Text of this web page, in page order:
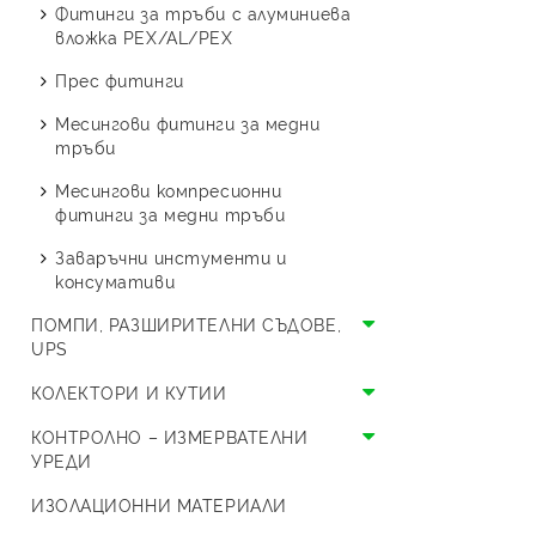
Термопомпи Crystal OPAL
Термопомпи Crystal ONYX
Термопомпи Thermolux
Единичен сплит LG
Моноблок LG
Термопомпи HYUNDAI
Единичен сплит HYUNDAI
Термопомпи Bosch
изолациярезба
резба
Холендрови кранове
Спирателни и шибърни
Смукатели
Поцинковани фитинги
Месингова водопроводна
арматура
Смесители
Фитинги за тръби с алуминиева
вложка PEX/AL/PEX
Прес фитинги
Месингови фитинги за медни
тръби
Месингови компресионни
фитинги за медни тръби
Заваръчни инстументи и
консумативи
ПОМПИ, РАЗШИРИТЕЛНИ СЪДОВЕ,
UPS
Циркулационни помпи и UPS
Разширителни съдове
отворена система
КОЛЕКТОРИ И КУТИИ
Колектори
Кутии
КОНТРОЛНО – ИЗМЕРВАТЕЛНИ
УРЕДИ
Предпазни уреди
ИЗОЛАЦИОННИ МАТЕРИАЛИ